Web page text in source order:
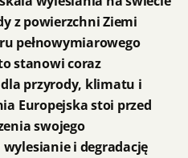
z powierzchni Ziemi
pełnowymiarowego
stanowi coraz
przyrody, klimatu i
Europejska stoi przed
swojego
i degradację